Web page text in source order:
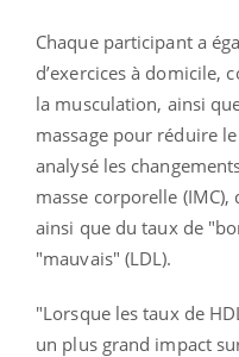
Chaque participant a
d’exercices à domicile,
la musculation, ainsi
massage pour réduire
analysé les
masse corporelle (IMC),
ainsi que du taux de
"mauvais" (LDL).
"Lorsque les taux de
un plus grand impact